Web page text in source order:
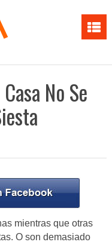
No Se
mientras que otras
O son demasiado